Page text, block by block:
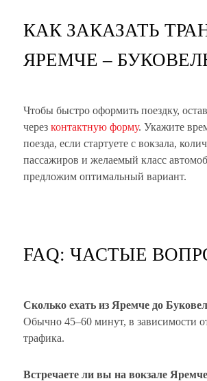
КАК ЗАКАЗАТЬ
ЯРЕМЧЕ –
Чтобы быстро оформить поездку,
через контактную форму. Укажите
поезда, если стартуете с вокзала,
пассажиров и желаемый класс
предложим оптимальный вариант.
FAQ: ЧАСТЫЕ
Сколько ехать из Яремче до
Обычно 45–60 минут, в зависимости
трафика.
Встречаете ли вы на вокзале